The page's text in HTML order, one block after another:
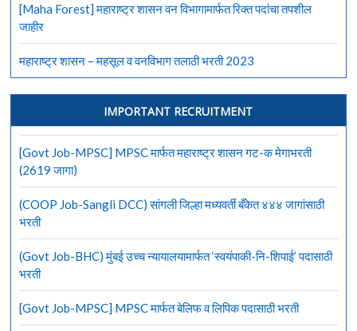
[Maha Forest] महाराष्ट्र शासन वन विभागामार्फत रिक्त पदांचा तपशील
जाहीर
महाराष्ट्र शासन – महसूल व वनविभाग तलाठी भरती 2023
IMPORTANT RECRUITMENT
[Govt Job-MPSC] MPSC मार्फत महाराष्ट्र शासन गट-क मेगाभरती
(2619 जागा)
(COOP Job-Sangli DCC) सांगली जिल्हा मध्यवर्ती बँकेत ४४४ जागांसाठी
भरती
(Govt Job-BHC) मुंबई उच्च न्यायालयामार्फत ‘स्वयंपाकी-नि-शिपाई’ पदासाठी
भरती
[Govt Job-MPSC] MPSC मार्फत बेलिफ व लिपिक पदासाठी भरती